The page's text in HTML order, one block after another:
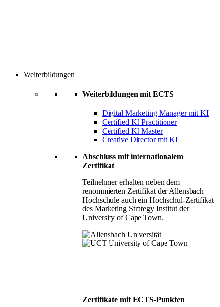
Weiterbildungen
Weiterbildungen mit ECTS
Digital Marketing Manager mit KI
Certified KI Practitioner
Certified KI Master
Creative Director mit KI
Abschluss mit internationalem
Zertifikat
Teilnehmer erhalten neben dem
renommierten Zertifikat der Allensbach
Hochschule auch ein Hochschul-Zertifikat
des Marketing Strategy Institut der
University of Cape Town.
Zertifikate mit ECTS-Punkten